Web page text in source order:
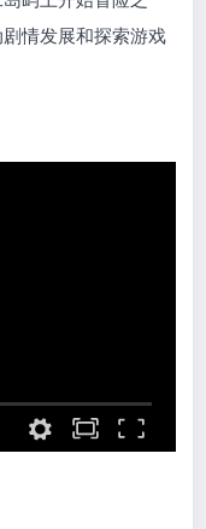
情发展和探索游戏